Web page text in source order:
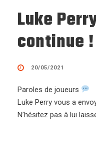
Luke
continue !
20/05/2021
Paroles de joueurs
Luke Perry vous a
N’hésitez pas à lui